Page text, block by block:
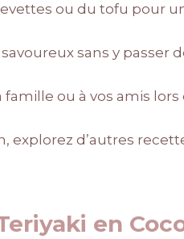
ou du tofu pour
sans y passer
famille ou à vos amis
explorez d’autres
en